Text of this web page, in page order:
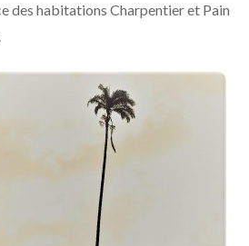
des habitations Charpentier et Pain